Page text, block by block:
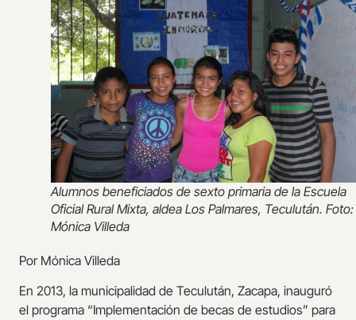
Alumnos beneficiados de sexto primaria de la Escuela
Oficial Rural Mixta, aldea Los Palmares, Teculután. Foto:
Mónica Villeda
Por Mónica Villeda
En 2013, la municipalidad de Teculután, Zacapa, inauguró
el programa “Implementación de becas de estudios” para